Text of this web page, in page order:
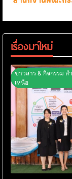
เรื่องมาใหม่
ข่าวสาร & กิจกรรม
เหนือ